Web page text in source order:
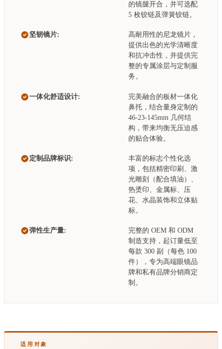
的镜腿开合，并可选配
5 枚铰链及弹簧铰链。
坚韧镜片:
高耐用性的尼龙镜片，
提供出色的光学清晰度
和抗冲击性，并提供完
整的专属涂层与定制服
务。
一体化舒适设计:
完美融合的板材一体化
鼻托，结合量身定制的
46-23-145mm 几何结
构，带来均衡无压迫感
的贴合体验。
定制品牌标识:
丰富的标志个性化选
项，包括精密印刷、激
光雕刻（配合填油）、
热烫印、金属标、压
花、水晶装饰和立体贴
标。
弹性生产量:
完整的 OEM 和 ODM
制造支持，起订量低至
每款 300 副（每色 100
件），专为高端眼镜品
牌和私有品牌分销商定
制。
适用对象